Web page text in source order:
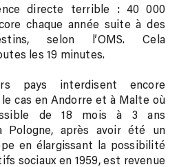
directe terrible : 40 000
chaque année suite à des
selon l’OMS. Cela
les 19 minutes.
pays interdisent encore
le cas en Andorre et à Malte où
de 18 mois à 3 ans
Pologne, après avoir été un
en élargissant la possibilité
sociaux en 1959, est revenue